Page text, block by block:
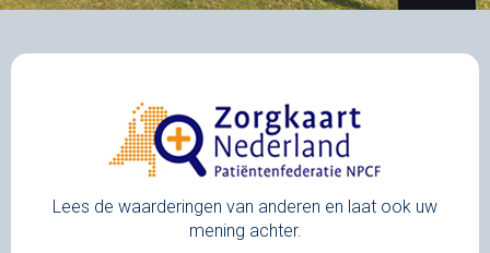
Lees de waarderingen van anderen en laat ook uw
mening achter.